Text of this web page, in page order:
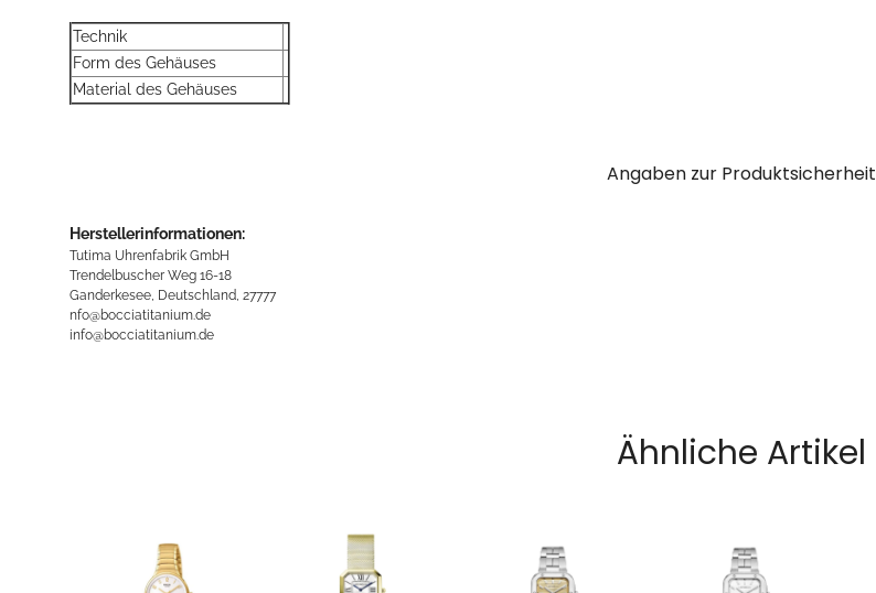
Technik
Form des Gehäuses
Material des Gehäuses
Angaben zur Produktsicherheit
Herstellerinformationen:
Tutima Uhrenfabrik GmbH
Trendelbuscher Weg 16-18
Ganderkesee, Deutschland, 27777
nfo@bocciatitanium.de
info@bocciatitanium.de
Ähnliche Artikel